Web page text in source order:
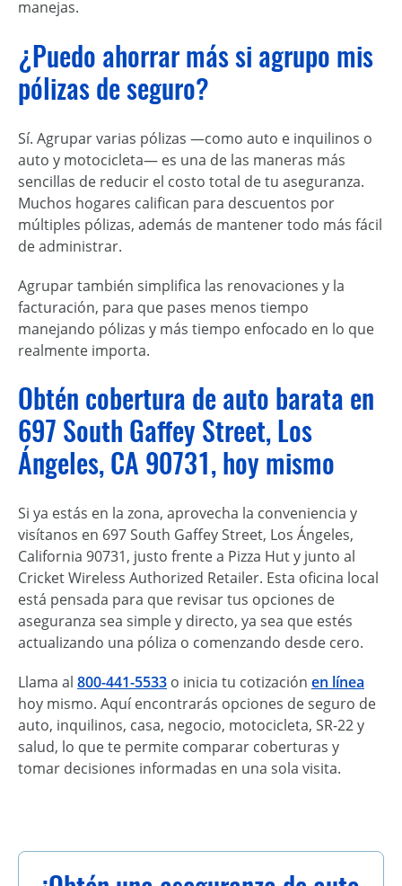
manejas.
¿Puedo ahorrar más si agrupo mis
pólizas de seguro?
Sí. Agrupar varias pólizas —como auto e inquilinos o
auto y motocicleta— es una de las maneras más
sencillas de reducir el costo total de tu aseguranza.
Muchos hogares califican para descuentos por
múltiples pólizas, además de mantener todo más fácil
de administrar.
Agrupar también simplifica las renovaciones y la
facturación, para que pases menos tiempo
manejando pólizas y más tiempo enfocado en lo que
realmente importa.
Obtén cobertura de auto barata en
697 South Gaffey Street, Los
Ángeles, CA 90731, hoy mismo
Si ya estás en la zona, aprovecha la conveniencia y
visítanos en 697 South Gaffey Street, Los Ángeles,
California 90731, justo frente a Pizza Hut y junto al
Cricket Wireless Authorized Retailer. Esta oficina local
está pensada para que revisar tus opciones de
aseguranza sea simple y directo, ya sea que estés
actualizando una póliza o comenzando desde cero.
Llama al 800-441-5533 o inicia tu cotización en línea
hoy mismo. Aquí encontrarás opciones de seguro de
auto, inquilinos, casa, negocio, motocicleta, SR-22 y
salud, lo que te permite comparar coberturas y
tomar decisiones informadas en una sola visita.